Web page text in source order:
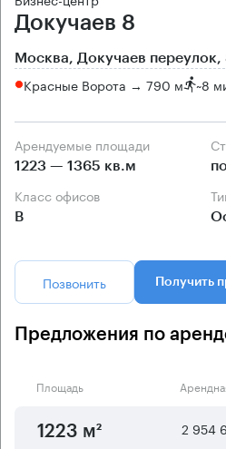
Докучаев 8
Москва, Докучаев переулок,
Красные Ворота → 790 м ~8
Арендуемые площади
1223 — 1365 кв.м
Класс офисов
B
Позвонить Получить
Предложения по
Площадь
1223 м² 2 954